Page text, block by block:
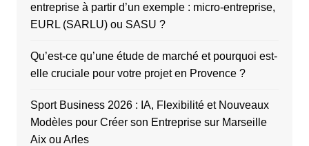
entreprise à partir d’un exemple : micro-entreprise,
EURL (SARLU) ou SASU ?
Qu’est-ce qu’une étude de marché et pourquoi est-
elle cruciale pour votre projet en Provence ?
Sport Business 2026 : IA, Flexibilité et Nouveaux
Modèles pour Créer son Entreprise sur Marseille
Aix ou Arles